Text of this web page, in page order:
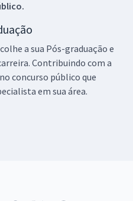
a sua Pós-graduação e
Contribuindo com a
concurso público que
em sua área.